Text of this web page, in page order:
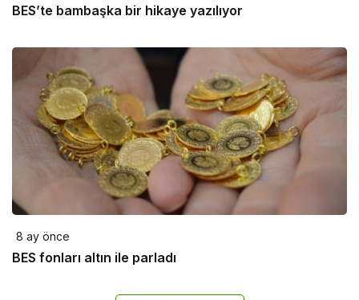
BES’te bambaşka bir hikaye yazılıyor
8 ay önce
BES fonları altın ile parladı